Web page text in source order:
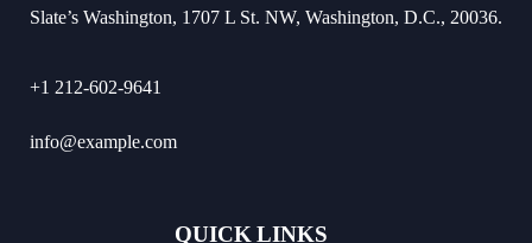
Slate’s Washington, 1707 L St. NW, Washington, D.C., 20036.
+1 212-602-9641
info@example.com
QUICK LINKS